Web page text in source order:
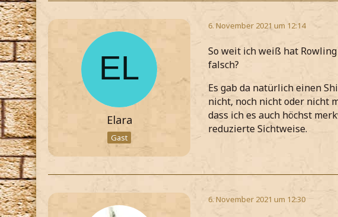
Elara
Gast
6. November 2021 um 12:14
So weit ich weiß hat
falsch?
Es gab da natürlich einen
nicht, noch nicht oder nicht
dass ich es auch höchst
reduzierte Sichtweise.
6. November 2021 um 12:30